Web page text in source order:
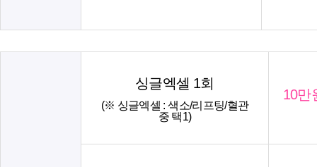
싱글엑셀 1회
(※ 싱글엑셀 : 색소/리프팅/혈관
중 택1)
10만